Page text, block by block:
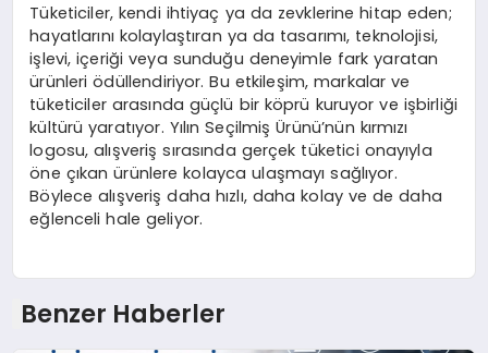
Tüketiciler, kendi ihtiyaç ya da zevklerine hitap eden;
hayatlarını kolaylaştıran ya da tasarımı, teknolojisi,
işlevi, içeriği veya sunduğu deneyimle fark yaratan
ürünleri ödüllendiriyor. Bu etkileşim, markalar ve
tüketiciler arasında güçlü bir köprü kuruyor ve işbirliği
kültürü yaratıyor. Yılın Seçilmiş Ürünü’nün kırmızı
logosu, alışveriş sırasında gerçek tüketici onayıyla
öne çıkan ürünlere kolayca ulaşmayı sağlıyor.
Böylece alışveriş daha hızlı, daha kolay ve de daha
eğlenceli hale geliyor.
Benzer Haberler